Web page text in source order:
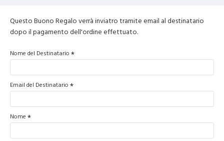
Questo Buono Regalo verrà inviatro tramite email al destinatario
dopo il pagamento dell'ordine effettuato.
Nome del Destinatario
Email del Destinatario
Nome